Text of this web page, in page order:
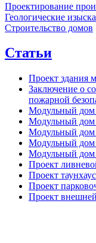
Проектирование
Геологические
Строительство домов
Статьи
Проект здания
Заключение о
пожарной
Модульный
Модульный
Модульный дом
Модульный дом
Модульный
Проект
Проект
Проект
Проект